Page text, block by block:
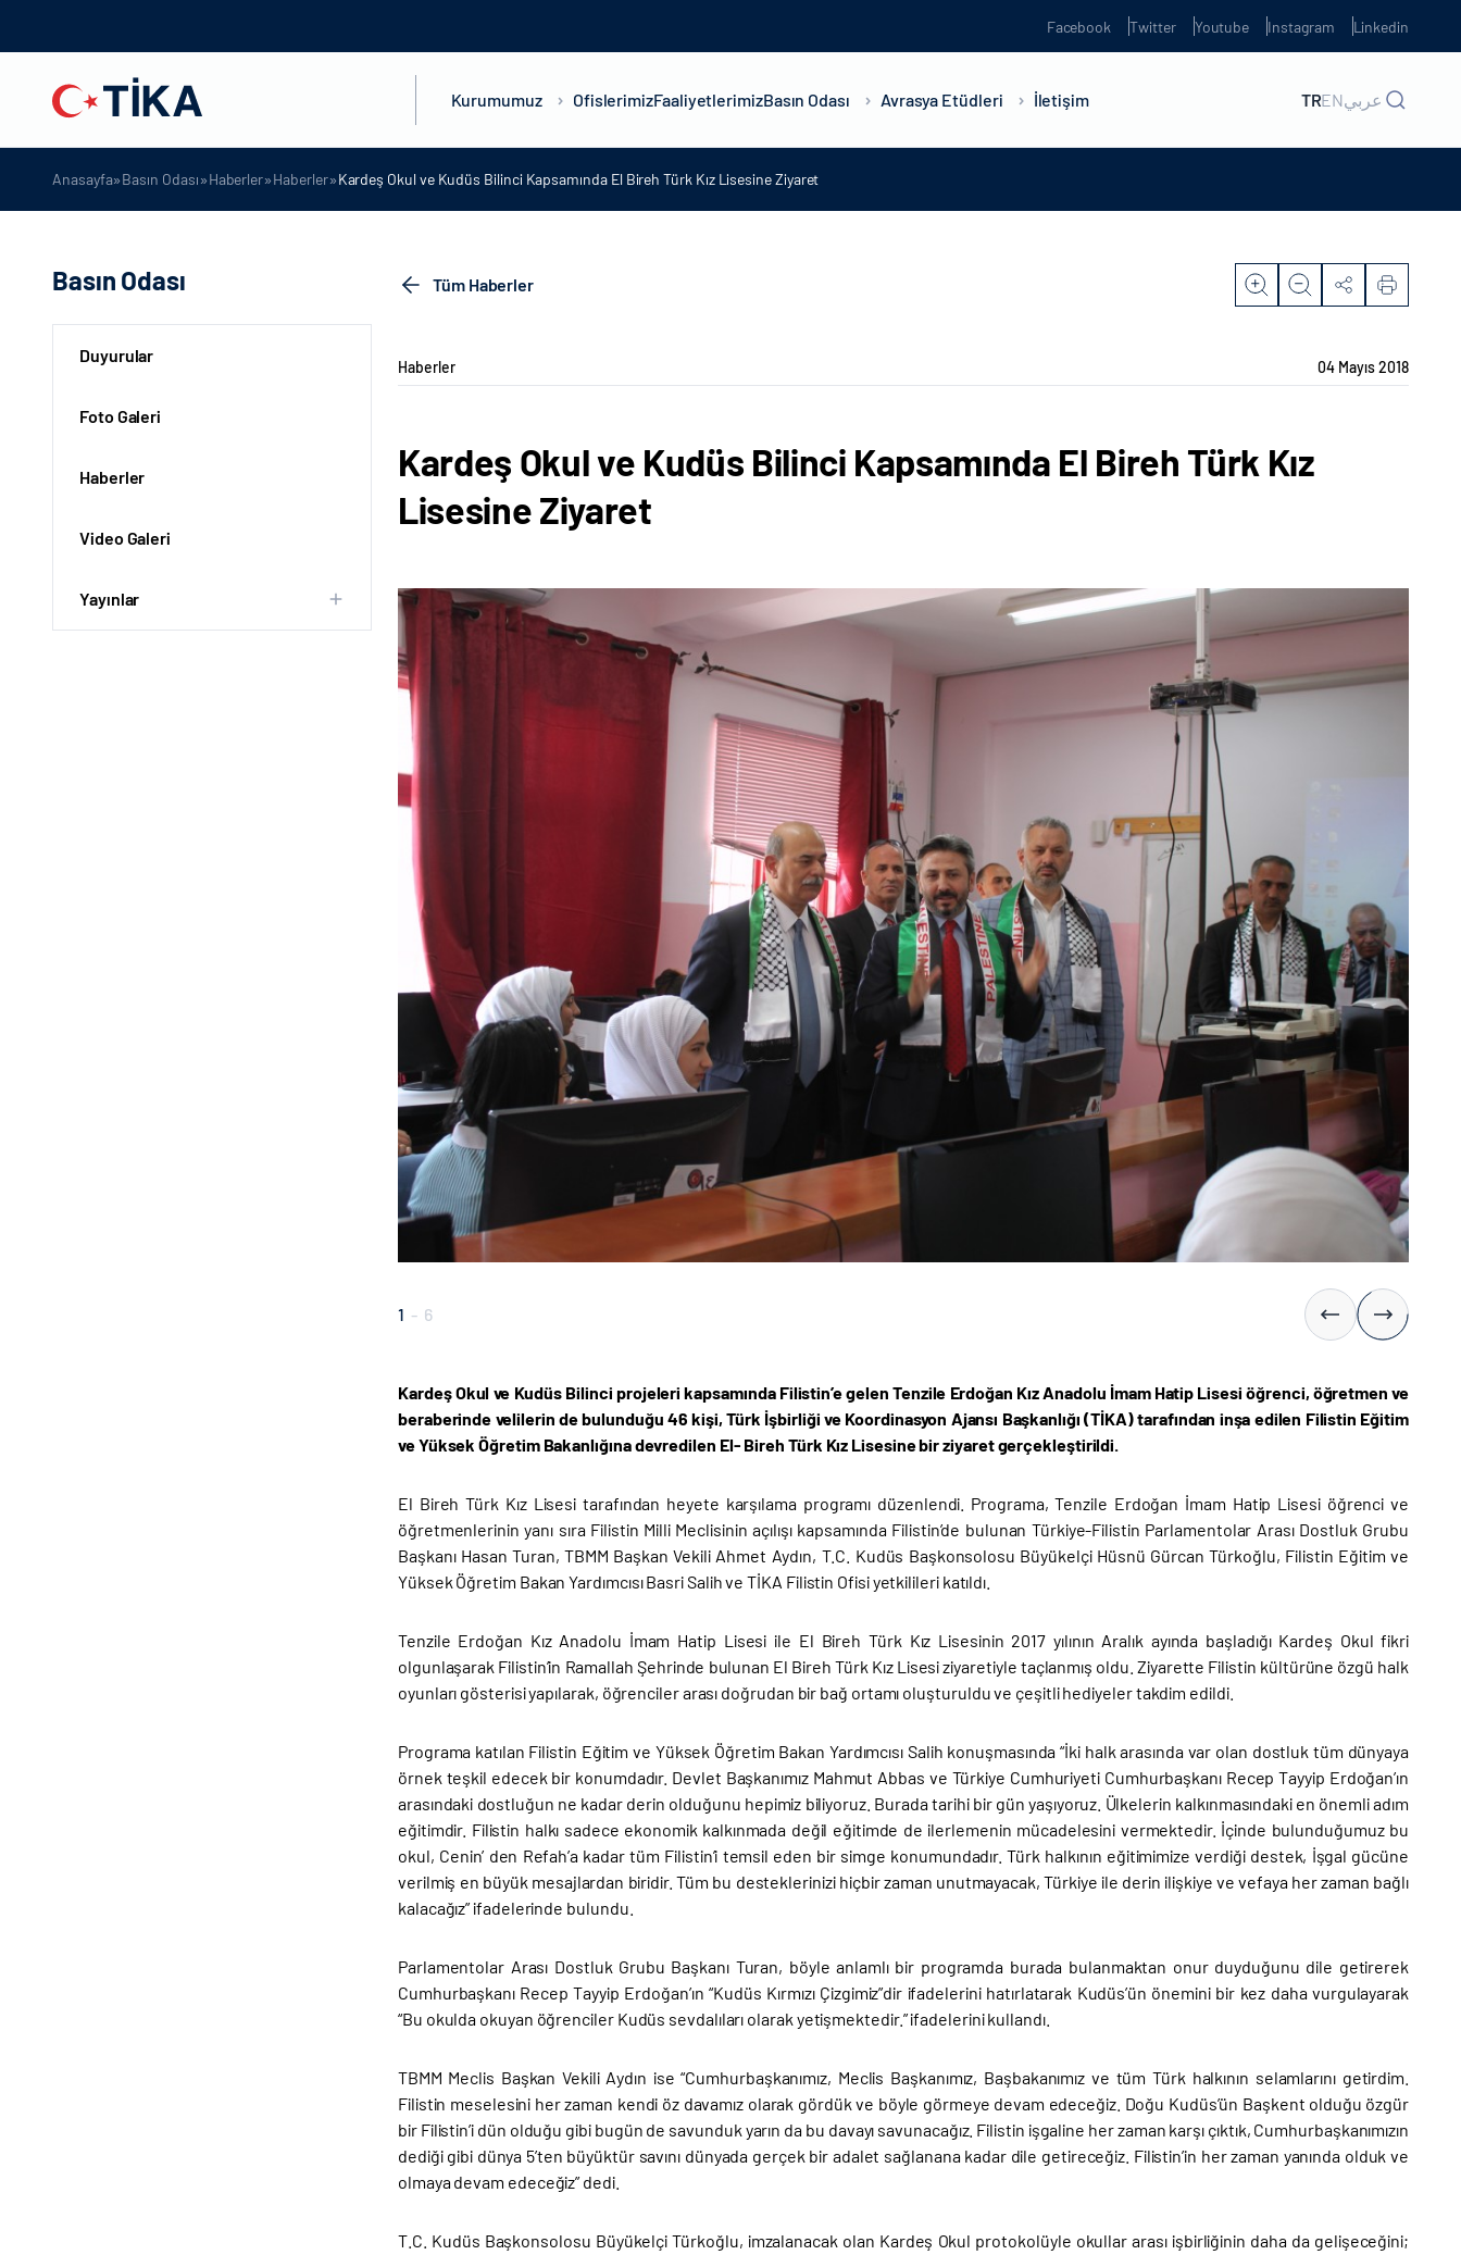
Facebook Twitter Youtube Instagram Linkedin
Kurumumuz OfislerimizFaaliyetlerimizBasın Odası Avrasya Etüdleri İletişim TRENعربي
Anasayfa»Basın Odası»Haberler»Haberler»Kardeş Okul ve Kudüs Bilinci Kapsamında El Bireh Türk Kız Lisesine Ziyaret
Basın Odası
Duyurular
Foto Galeri
Haberler
Video Galeri
Yayınlar
Tüm Haberler
Haberler 04 Mayıs 2018
Kardeş Okul ve Kudüs Bilinci Kapsamında El Bireh Türk Kız
Lisesine Ziyaret
1 - 6
Kardeş Okul ve Kudüs Bilinci projeleri kapsamında Filistin’e gelen Tenzile Erdoğan Kız Anadolu İmam Hatip Lisesi öğrenci, öğretmen ve
beraberinde velilerin de bulunduğu 46 kişi, Türk İşbirliği ve Koordinasyon Ajansı Başkanlığı (TİKA) tarafından inşa edilen Filistin Eğitim
ve Yüksek Öğretim Bakanlığına devredilen El- Bireh Türk Kız Lisesine bir ziyaret gerçekleştirildi.
El Bireh Türk Kız Lisesi tarafından heyete karşılama programı düzenlendi. Programa, Tenzile Erdoğan İmam Hatip Lisesi öğrenci ve
öğretmenlerinin yanı sıra Filistin Milli Meclisinin açılışı kapsamında Filistin’de bulunan Türkiye-Filistin Parlamentolar Arası Dostluk Grubu
Başkanı Hasan Turan, TBMM Başkan Vekili Ahmet Aydın, T.C. Kudüs Başkonsolosu Büyükelçi Hüsnü Gürcan Türkoğlu, Filistin Eğitim ve
Yüksek Öğretim Bakan Yardımcısı Basri Salih ve TİKA Filistin Ofisi yetkilileri katıldı.
Tenzile Erdoğan Kız Anadolu İmam Hatip Lisesi ile El Bireh Türk Kız Lisesinin 2017 yılının Aralık ayında başladığı Kardeş Okul fikri
olgunlaşarak Filistin’in Ramallah Şehrinde bulunan El Bireh Türk Kız Lisesi ziyaretiyle taçlanmış oldu. Ziyarette Filistin kültürüne özgü halk
oyunları gösterisi yapılarak, öğrenciler arası doğrudan bir bağ ortamı oluşturuldu ve çeşitli hediyeler takdim edildi.
Programa katılan Filistin Eğitim ve Yüksek Öğretim Bakan Yardımcısı Salih konuşmasında “İki halk arasında var olan dostluk tüm dünyaya
örnek teşkil edecek bir konumdadır. Devlet Başkanımız Mahmut Abbas ve Türkiye Cumhuriyeti Cumhurbaşkanı Recep Tayyip Erdoğan’ın
arasındaki dostluğun ne kadar derin olduğunu hepimiz biliyoruz. Burada tarihi bir gün yaşıyoruz. Ülkelerin kalkınmasındaki en önemli adım
eğitimdir. Filistin halkı sadece ekonomik kalkınmada değil eğitimde de ilerlemenin mücadelesini vermektedir. İçinde bulunduğumuz bu
okul, Cenin’ den Refah’a kadar tüm Filistin’i temsil eden bir simge konumundadır. Türk halkının eğitimimize verdiği destek, İşgal gücüne
verilmiş en büyük mesajlardan biridir. Tüm bu desteklerinizi hiçbir zaman unutmayacak, Türkiye ile derin ilişkiye ve vefaya her zaman bağlı
kalacağız” ifadelerinde bulundu.
Parlamentolar Arası Dostluk Grubu Başkanı Turan, böyle anlamlı bir programda burada bulanmaktan onur duyduğunu dile getirerek
Cumhurbaşkanı Recep Tayyip Erdoğan’ın “Kudüs Kırmızı Çizgimiz”dir ifadelerini hatırlatarak Kudüs’ün önemini bir kez daha vurgulayarak
“Bu okulda okuyan öğrenciler Kudüs sevdalıları olarak yetişmektedir.” ifadelerini kullandı.
TBMM Meclis Başkan Vekili Aydın ise “Cumhurbaşkanımız, Meclis Başkanımız, Başbakanımız ve tüm Türk halkının selamlarını getirdim.
Filistin meselesini her zaman kendi öz davamız olarak gördük ve böyle görmeye devam edeceğiz. Doğu Kudüs’ün Başkent olduğu özgür
bir Filistin’i dün olduğu gibi bugün de savunduk yarın da bu davayı savunacağız. Filistin işgaline her zaman karşı çıktık, Cumhurbaşkanımızın
dediği gibi dünya 5’ten büyüktür savını dünyada gerçek bir adalet sağlanana kadar dile getireceğiz. Filistin’in her zaman yanında olduk ve
olmaya devam edeceğiz” dedi.
T.C. Kudüs Başkonsolosu Büyükelçi Türkoğlu, imzalanacak olan Kardeş Okul protokolüyle okullar arası işbirliğinin daha da gelişeceğini;